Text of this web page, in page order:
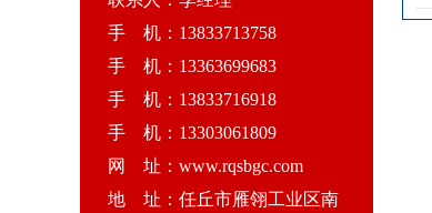
手 机：13833713758
手 机：13363699683
手 机：13833716918
手 机：13303061809
网 址：www.rqsbgc.com
地 址：任丘市雁翎工业区南